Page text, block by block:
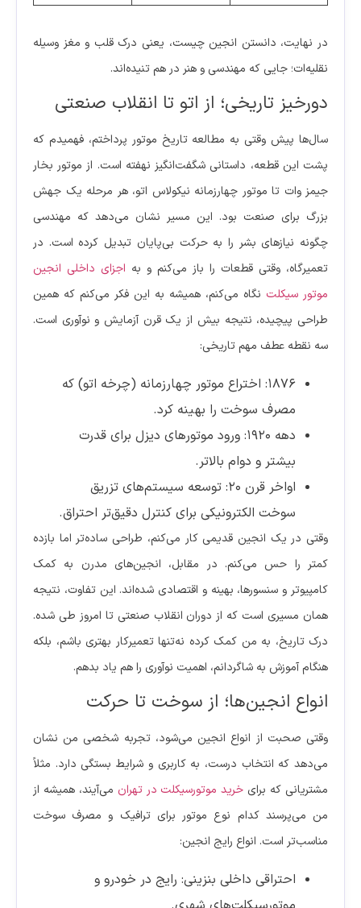
در نهایت، دانستن انجین چیست، یعنی درک قلب و مغز وسیله
نقلیه‌ات؛ جایی که مهندسی و هنر در هم تنیده‌اند.
دورخیز تاریخی؛ از اتو تا انقلاب صنعتی
سال‌ها پیش وقتی به مطالعه تاریخ موتور پرداختم، فهمیدم که
پشت این قطعه، داستانی شگفت‌انگیز نهفته است. از موتور بخار
جیمز وات تا موتور چهارزمانه نیکولاس اتو، هر مرحله یک جهش
بزرگ برای صنعت بود. این مسیر نشان می‌دهد که مهندسی
چگونه نیازهای بشر را به حرکت بی‌پایان تبدیل کرده است. در
تعمیرگاه، وقتی قطعات را باز می‌کنم و به اجزای داخلی انجین
موتور سیکلت نگاه می‌کنم، همیشه به این فکر می‌کنم که همین
طراحی پیچیده، نتیجه بیش از یک قرن آزمایش و نوآوری است.
سه نقطه عطف مهم تاریخی:
۱۸۷۶: اختراع موتور چهارزمانه (چرخه اتو) که
مصرف سوخت را بهینه کرد.
دهه ۱۹۲۰: ورود موتورهای دیزل برای قدرت
بیشتر و دوام بالاتر.
اواخر قرن ۲۰: توسعه سیستم‌های تزریق
سوخت الکترونیکی برای کنترل دقیق‌تر احتراق.
وقتی در یک انجین قدیمی کار می‌کنم، طراحی ساده‌تر اما بازده
کمتر را حس می‌کنم. در مقابل، انجین‌های مدرن به کمک
کامپیوتر و سنسورها، بهینه و اقتصادی شده‌اند. این تفاوت، نتیجه
همان مسیری است که از دوران انقلاب صنعتی تا امروز طی شده.
درک تاریخ، به من کمک کرده نه‌تنها تعمیرکار بهتری باشم، بلکه
هنگام آموزش به شاگردانم، اهمیت نوآوری را هم یاد بدهم.
انواع انجین‌ها؛ از سوخت تا حرکت
وقتی صحبت از انواع انجین می‌شود، تجربه شخصی من نشان
می‌دهد که انتخاب درست، به کاربری و شرایط بستگی دارد. مثلاً
مشتریانی که برای خرید موتورسیکلت در تهران می‌آیند، همیشه از
من می‌پرسند کدام نوع موتور برای ترافیک و مصرف سوخت
مناسب‌تر است. انواع رایج انجین:
احتراقی داخلی بنزینی: رایج در خودرو و